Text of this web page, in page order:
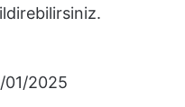
01/2025